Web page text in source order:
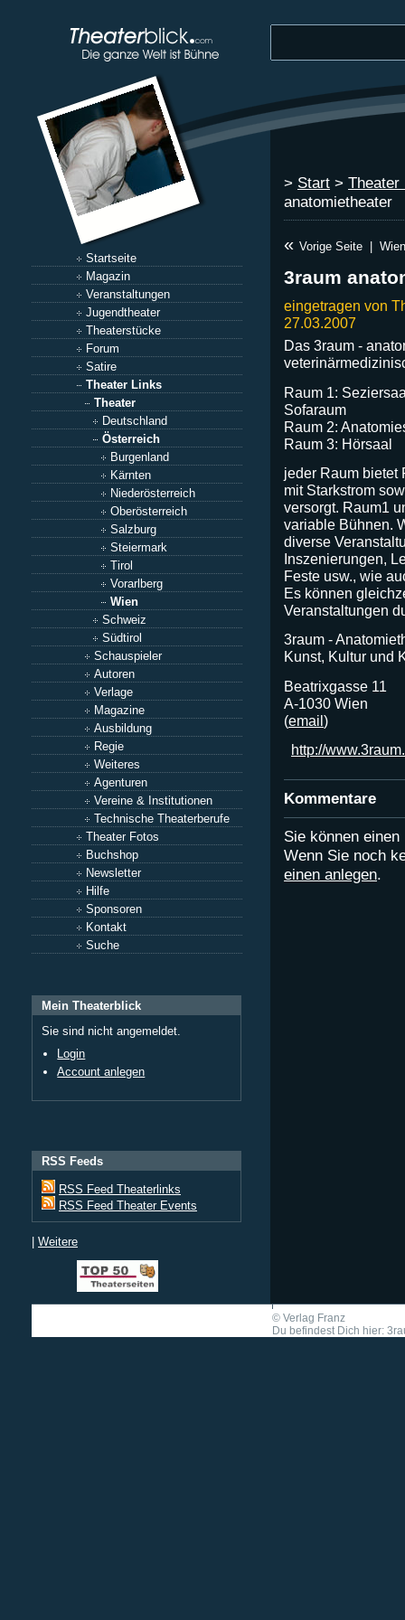
Startseite
Magazin
Veranstaltungen
Jugendtheater
Theaterstücke
Forum
Satire
Theater Links
Theater
Deutschland
Österreich
Burgenland
Kärnten
Niederösterreich
Oberösterreich
Salzburg
Steiermark
Tirol
Vorarlberg
Wien
Schweiz
Südtirol
Schauspieler
Autoren
Verlage
Magazine
Ausbildung
Regie
Weiteres
Agenturen
Vereine & Institutionen
Technische Theaterberufe
Theater Fotos
Buchshop
Newsletter
Hilfe
Sponsoren
Kontakt
Suche
Mein Theaterblick
Sie sind nicht angemeldet.
Login
Account anlegen
RSS Feeds
RSS Feed Theaterlinks
RSS Feed Theater Events
| Weitere
> Start > Theater
anatomietheater
« Vorige Seite Wien
3raum
eingetragen von
27.03.2007
Das 3raum -
Raum 1:
Sofaraum
Raum 2:
Raum 3: Hörsaal
jeder Raum bietet
mit Starkstrom
versorgt. Raum1
variable Bühnen.
diverse
Inszenierungen,
Feste usw., wie
Es können
Veranstaltungen
3raum -
Kunst, Kultur und
Beatrixgasse 11
A-1030 Wien
(email)
http://
Kommentare
Sie können
Wenn Sie noch
einen anlegen.
© Verlag Franz
Du befindest Dich hier: